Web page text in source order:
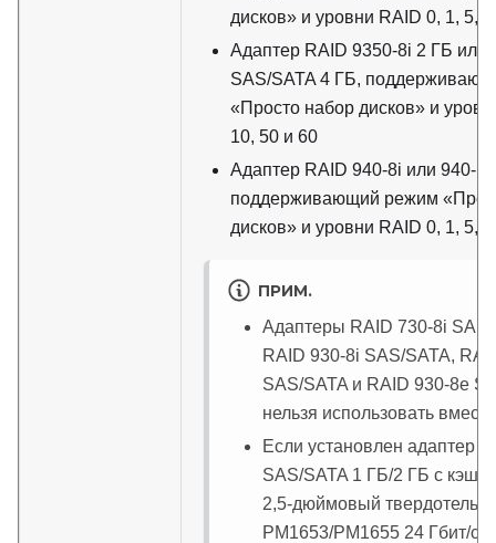
дисков» и уровни RAID 0, 1, 5,
Адаптер RAID 9350-8i 2 ГБ или
SAS/SATA 4 ГБ,
«Просто набор дисков» и
10, 50 и 60
Адаптер RAID 940-8i или 940-
поддерживающий режим
дисков» и уровни RAID 0, 1, 5,
ПРИМ.
Адаптеры RAID 730-8i SAS/
RAID 930-8i SAS/SATA,
SAS/SATA и RAID 930-8e
нельзя использовать
Если установлен адаптер
SAS/SATA 1 ГБ/2 ГБ с
2,5-дюймовый
PM1653/PM1655 24 Гбит/с с